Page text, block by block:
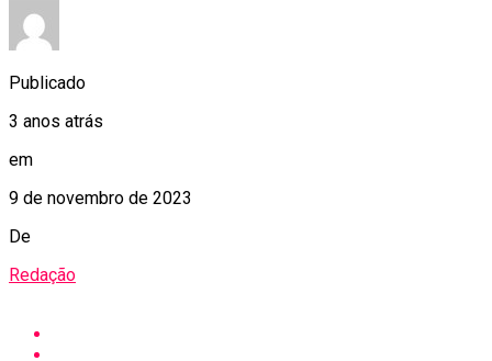
Publicado
3 anos atrás
em
9 de novembro de 2023
De
Redação